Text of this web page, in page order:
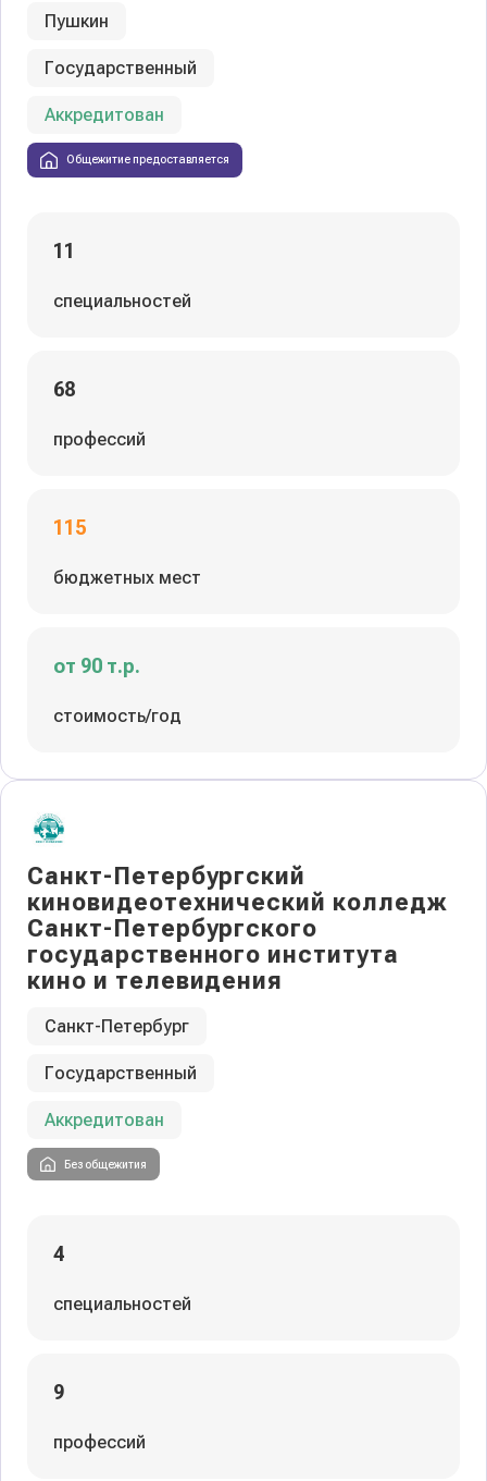
Пушкин
Государственный
Аккредитован
Общежитие предоставляется
11
специальностей
68
профессий
115
бюджетных мест
от 90 т.р.
стоимость/год
Санкт-Петербургский
киновидеотехнический колледж
Санкт-Петербургского
государственного института
кино и телевидения
Санкт-Петербург
Государственный
Аккредитован
Без общежития
4
специальностей
9
профессий